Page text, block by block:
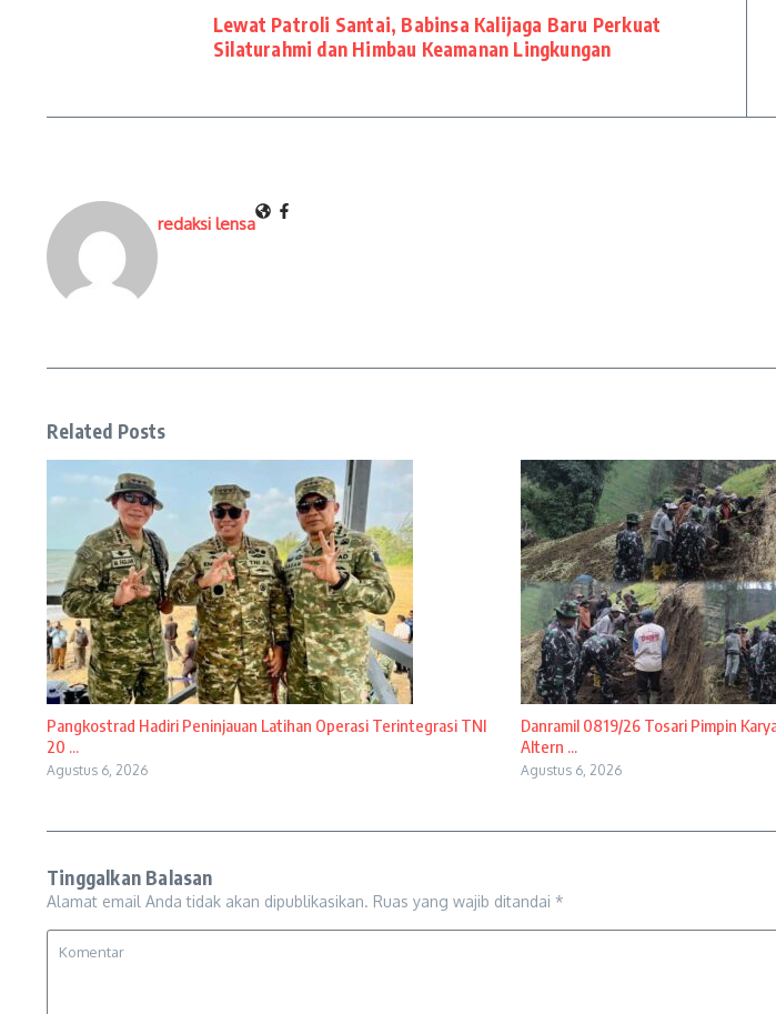
Lewat Patroli Santai, Babinsa Kalijaga Baru Perkuat
Silaturahmi dan Himbau Keamanan Lingkungan
redaksi lensa
Related Posts
Pangkostrad Hadiri Peninjauan Latihan Operasi Terintegrasi TNI
20 ...
Agustus 6, 2026
Danramil 0819/26 Tosari Pimpin
Altern ...
Agustus 6, 2026
Tinggalkan Balasan
Alamat email Anda tidak akan dipublikasikan. Ruas yang wajib ditandai *